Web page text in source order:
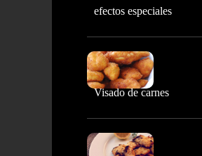
efectos especiales
Visado de carnes